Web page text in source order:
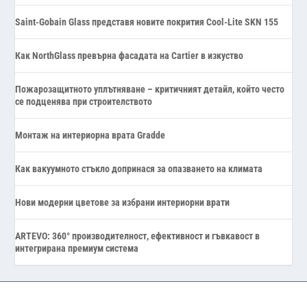
Saint-Gobain Glass представя новите покрития Cool-Lite SKN 155
Как NorthGlass превърна фасадата на Cartier в изкуство
Пожарозащитното уплътняване – критичният детайл, който често
се подценява при строителството
Монтаж на интериорна врата Gradde
Как вакуумното стъкло допринася за опазването на климата
Нови модерни цветове за избрани интериорни врати
ARTEVO: 360° производителност, ефективност и гъвкавост в
интегрирана премиум система